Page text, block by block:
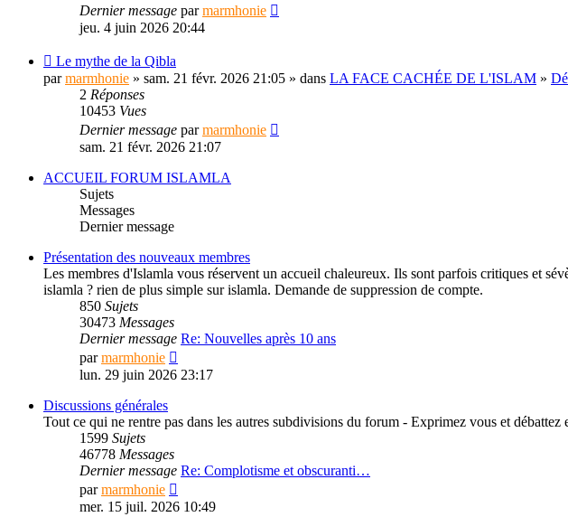
Dernier message parmarmhonie
jeu. 4 juin 2026 20:44
Le mythe de la Qibla
parmarmhonie » sam. 21 févr. 2026 21:05 » dans LA FACE CACHÉE DE L'ISLAM »
2 Réponses
10453 Vues
Dernier message parmarmhonie
sam. 21 févr. 2026 21:07
ACCUEIL FORUM ISLAMLA
Sujets
Messages
Dernier message
Présentation des nouveaux membres
Les membres d'Islamla vous réservent un accueil chaleureux. Ils sont parfois critiques et
islamla ? rien de plus simple sur islamla. Demande de suppression de compte.
850 Sujets
30473 Messages
Dernier message Re: Nouvelles après 10 ans
parmarmhonie
le
lun. 29 juin 2026 23:17
Discussions générales
Tout ce qui ne rentre pas dans les autres subdivisions du forum - Exprimez vous et débattez
1599 Sujets
46778 Messages
Dernier message Re: Complotisme et obscuranti…
parmarmhonie
le
mer. 15 juil. 2026 10:49